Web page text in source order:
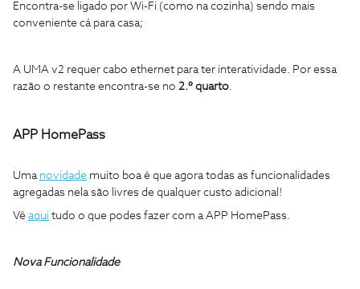
Encontra-se ligado por Wi-Fi (como na cozinha) sendo mais
conveniente cá para casa;
A UMA v2 requer cabo ethernet para ter interatividade. Por essa
razão o restante encontra-se no 2.º quarto.
APP HomePass
Uma novidade muito boa é que agora todas as funcionalidades
agregadas nela são livres de qualquer custo adicional!
Vê aqui tudo o que podes fazer com a APP HomePass.
Nova Funcionalidade